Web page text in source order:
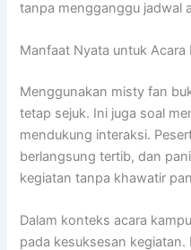
tanpa mengganggu jadwal
Manfaat Nyata untuk Acara
Menggunakan misty fan
tetap sejuk. Ini juga soal
mendukung interaksi.
berlangsung tertib, dan
kegiatan tanpa khawatir
Dalam konteks acara
pada kesuksesan